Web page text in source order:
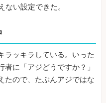
い設定できた。
ラッキラしている。いった
に「アジどうですか？」
たので、たぶんアジではな